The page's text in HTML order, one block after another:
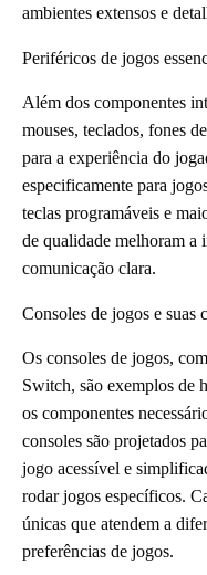
ambientes extensos e
Periféricos de jogos
Além dos componentes
mouses, teclados, fones
para a experiência do
especificamente para
teclas programáveis e
de qualidade melhoram a
comunicação clara.
Consoles de jogos e suas
Os consoles de jogos,
Switch, são exemplos de
os componentes
consoles são projetados
jogo acessível e
rodar jogos específicos.
únicas que atendem a
preferências de jogos.